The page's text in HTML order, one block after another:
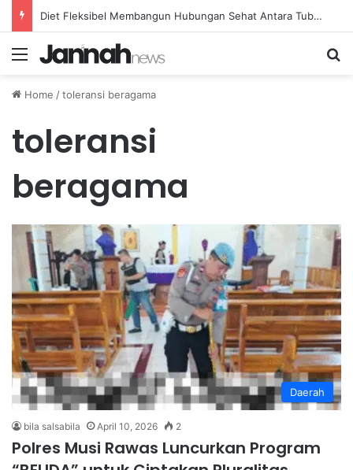
Diet Fleksibel Membangun Hubungan Sehat Antara Tubuh dan Makanan Sehari-hari
Menu
Home /toleransi beragama
toleransi
beragama
Daerah
bila salsabila April 10, 2026 2
Polres Musi Rawas Luncurkan Program